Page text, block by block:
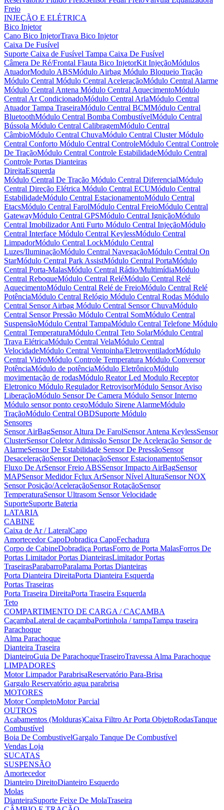
Freio
INJEÇÃO E ELÉTRICA
Bico Injetor
Cano Bico InjetorTrava Bico Injetor
Caixa De Fusível
Suporte Caixa de Fusível Tampa Caixa De Fusível
Câmera De Ré/Frontal Flauta Bico InjetorKit InjeçãoMódulos
AtuadorModulo ABSMódulo Airbag Módulo Bloqueio Tração
Módulo Central Módulo Central AceleraçãoMódulo Central Alarme
Módulo Central Antena Módulo Central AquecimentoMódulo
Central Ar CondicionadoMódulo Central ArlaMódulo Central
Atuador Tampa TraseiraMódulo Central BCMMódulo Central
BluetoothMódulo Central Bomba CombustívelMódulo Central
Bússola Módulo Central CalibragemMódulo Central
CâmbioMódulo Central ChuvaMódulo Central ClusterMódulo
Central Conforto Módulo Central ControleMódulo Central Controle
De TraçãoMódulo Central Controle EstabilidadeMódulo Central
Controle Portas Dianteiras
DireitaEsquerda
Módulo Central De Tração Módulo Central DiferencialMódulo
Central Direção Elétrica Módulo Central ECUMódulo Central
EstabilidadeMódulo Central EstacionamentoMódulo Central
EtacsMódulo Central FarolMódulo Central FreioMódulo Central
GatewayMódulo Central GPSMódulo Central IgniçãoMódulo
Central Imobilizador Anti Furto Módulo Central InjeçãoMódulo
Central Interface Módulo Central KeylessMódulo Central
LimpadorMódulo Central LockMódulo Central
Luzes/IluminaçãoMódulo Central NavegaçãoMódulo Central On
StarMódulo Central Park AssistMódulo Central PortaMódulo
Central Porta-MalasMódulo Central Rádio/MultimídiaMódulo
Central ReboqueMódulo Central ReléMódulo Central Relé
AquecimentoMódulo Central Relé de FreioMódulo Central Relé
PotênciaMódulo Central Relógio Módulo Central Rodas Módulo
Central Sensor Airbag Módulo Central Sensor ChuvaMódulo
Central Sensor Pressão Módulo Central SomMódulo Central
SuspensãoMódulo Central TampaMódulo Central Telefone Módulo
Central TemperaturaMódulo Central Teto SolarMódulo Central
Trava ElétricaMódulo Central VelaMódulo Central
VelocidadeMódulo Central Ventoinha/EletroventiladorMódulo
Central VidroMódulo Controle Temperatura Módulo Conversor
PotênciaMódulo de potênciaMódulo EletrônicoMódulo
movimentação de rodasMódulo Reator Led Modulo Receptor
Eletronico Módulo Regulador RetrovisorMódulo Sensor Aviso
LiberaçãoMódulo Sensor De Camera Módulo Sensor Interno
Módulo sensor ponto cegoMódulo Sirene AlarmeMódulo
TraçãoMódulo Central OBDSuporte Módulo
Sensores
Sensor AirBagSensor Altura De FarolSensor Antena KeylessSensor
ClusterSensor Coletor Admissão Sensor De Aceleração Sensor de
AlarmeSensor De Estabilidade Sensor De PressãoSensor
DesaceleraçãoSensor DetonaçãoSensor EstacionamentoSensor
Fluxo De ArSensor Freio ABSSensor Impacto AirBagSensor
MAPSensor Medidor Fçlux ArSensor Nível AlturaSensor NOX
Sensor Posição/AceleraçãoSensor RotaçãoSensor
TemperaturaSensor Ultrasom Sensor Velocidade
SuporteSuporte Bateria
LATARIA
CABINE
Caixa de Ar / LateralCapo
Amortecedor CapoDobradiça CapoFechadura
Corpo de CabineDobradiça PortasForro de Porta MalasForros De
Portas Limitador Portas DianteirasLimitador Portas
TraseirasParabarroParalama Portas Dianteiras
Porta Dianteira DireitaPorta Dianteira Esquerda
Portas Traseiras
Porta Traseira DireitaPorta Traseira Esquerda
Teto
COMPARTIMENTO DE CARGA / CAÇAMBA
CaçambaLateral de caçambaPortinhola / tampaTampa traseira
Parachoque
Alma Parachoque
Dianteira Traseira
DianteiroGuia De ParachoqueTraseiroTravessa Alma Parachoque
LIMPADORES
Motor Limpador ParabrisaReservatório Para-Brisa
Gargalo Reservatório agua parabrisa
MOTORES
Motor CompletoMotor Parcial
OUTROS
Acabamentos (Molduras)Caixa Filtro ArPorta ObjetoRodasTanque
Combustível
Boia De CombustivelGargalo Tanque De Combustível
Vendas Loja
SUCATAS
SUSPENSÃO
Amortecedor
Dianteiro DireitoDianteiro Esquerdo
Molas
DianteiraSuporte Feixe De MolaTraseira